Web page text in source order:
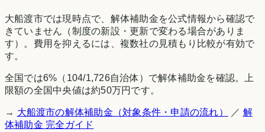
大船渡市では現時点で、解体補助金を公式情報から確認で
きていません（制度の新設・更新で変わる場合がありま
す）。費用を抑えるには、複数社の見積もり比較が有効で
す。
全国では6%（ 104/1,726自治体）で解体補助金を確認。上
限額の全国中央値は約50万円です。
→ 大船渡市の解体補助金（対象条件・申請の流れ） ／ 解
体補助金 完全ガイド